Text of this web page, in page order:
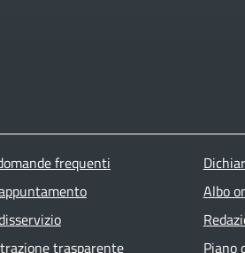
menu
frequenti
trasparente
Albo
Piano